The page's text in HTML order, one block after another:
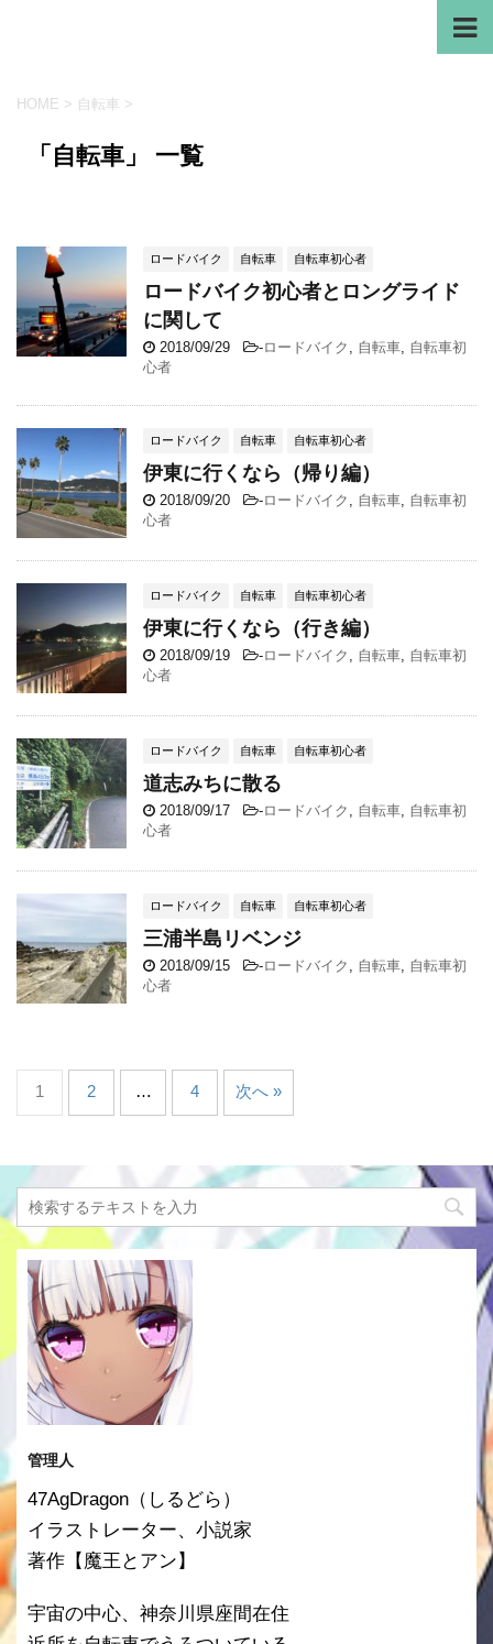
HOME > 自転車 >
「自転車」 一覧
ロードバイク 自転車 自転車初心者
ロードバイク初心者とロングライド
に関して
2018/09/29 -ロードバイク 自転車 自転車初
心者
ロードバイク 自転車 自転車初心者
伊東に行くなら（帰り編）
2018/09/20 -ロードバイク 自転車 自転車初
心者
ロードバイク 自転車 自転車初心者
伊東に行くなら（行き編）
2018/09/19 -ロードバイク 自転車 自転車初
心者
ロードバイク 自転車 自転車初心者
道志みちに散る
2018/09/17 -ロードバイク 自転車 自転車初
心者
ロードバイク 自転車 自転車初心者
三浦半島リベンジ
2018/09/15 -ロードバイク 自転車 自転車初
心者
1 2 … 4 次へ »
管理人
47AgDragon（しるどら）
イラストレーター、小説家
著作【魔王とアン】
宇宙の中心、神奈川県座間在住